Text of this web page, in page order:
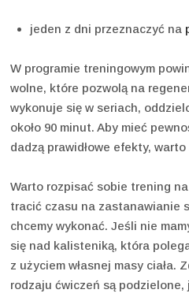
jeden z dni przeznaczyć na
W programie treningowym
wolne, które pozwolą na
wykonuje się w seriach,
około 90 minut. Aby mieć
dadzą prawidłowe efekty,
Warto rozpisać sobie trening
tracić czasu na zastanawianie
chcemy wykonać. Jeśli nie
się nad kalisteniką, która
z użyciem własnej masy ciała.
rodzaju ćwiczeń są podzielone,